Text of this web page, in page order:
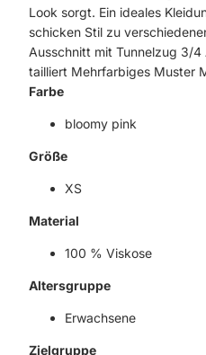
Look sorgt. Ein ideales
schicken Stil zu
Ausschnitt mit Tunnelzug 3/
tailliert Mehrfarbiges Muster
Farbe
bloomy pink
Größe
XS
Material
100 % Viskose
Altersgruppe
Erwachsene
Zielgruppe